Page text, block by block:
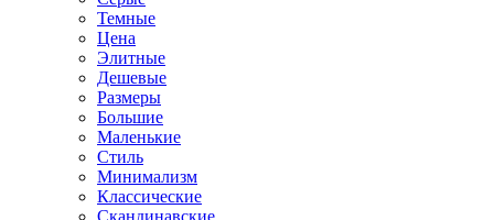
Темные
Цена
Элитные
Дешевые
Размеры
Большие
Маленькие
Стиль
Минимализм
Классические
Скандинавские